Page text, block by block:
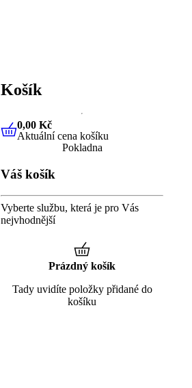
Košík
0,00 KčAktuální cena košíku
0,00 Kč
Aktuální cena košíku
Pokladna
Váš košík
Vyberte službu, která je pro Vás
nejvhodnější
Prázdný košík
Tady uvidíte položky přidané do
košíku